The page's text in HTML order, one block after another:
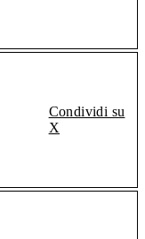
Condividi su
X